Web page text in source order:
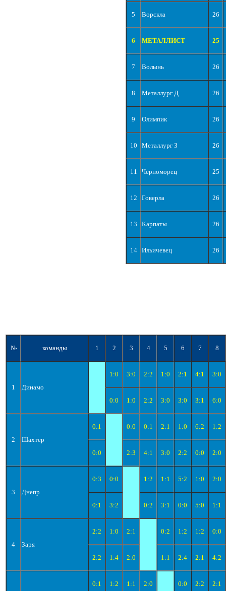
5 Ворскла 26
6 МЕТАЛЛИСТ 25
7 Волынь 26
8 Металлург Д 26
9 Олимпик 26
10 Металлург З 26
11 Черноморец 25
12 Говерла 26
13 Карпаты 26
14 Ильичевец 26
№ команды 1 2 3 4 5 6 7 8
1 Динамо
1:0 3:0 2:2 1:0 2:1 4:1 3:0
0:0 1:0 2:2 3:0 3:0 3:1 6:0
2 Шахтер
0:1 0:0 0:1 2:1 1:0 6:2 1:2
0:0 2:3 4:1 3:0 2:2 0:0 2:0
3 Днепр
0:3 0:0 1:2 1:1 5:2 1:0 2:0
0:1 3:2 0:2 3:1 0:0 5:0 1:1
4 Заря
2:2 1:0 2:1 0:2 1:2 1:2 0:0
2:2 1:4 2:0 1:1 2:4 2:1 4:2
0:1 1:2 1:1 2:0 0:0 2:2 2:1